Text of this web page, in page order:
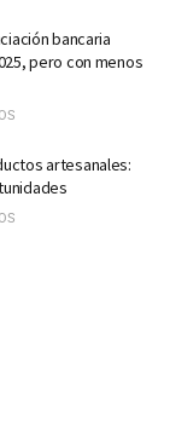
bancaria
pero con menos
artesanales: